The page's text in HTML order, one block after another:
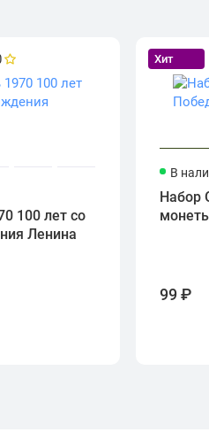
100 лет со
Ленина
Хит
В
Набор
99 ₽